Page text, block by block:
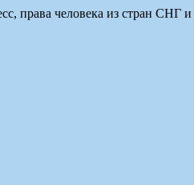
права человека из стран СНГ